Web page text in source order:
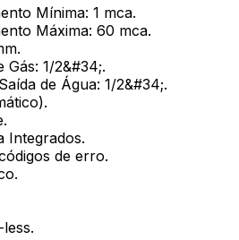
Mínima: 1 mca.
Máxima: 60 mca.
Gás: 1/2&#34;.
de Água: 1/2&#34;.
Integrados.
de erro.